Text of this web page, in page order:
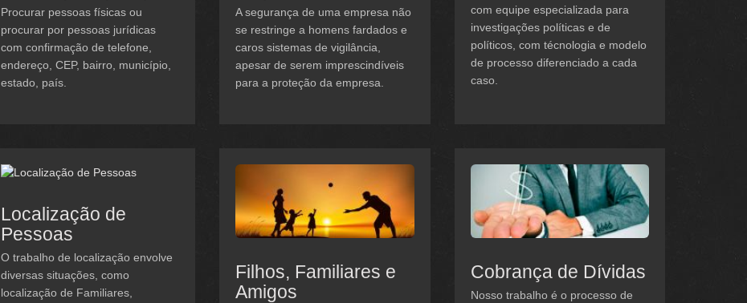
Procurar pessoas físicas ou
procurar por pessoas jurídicas
com confirmação de telefone,
endereço, CEP, bairro, município,
estado, país.
A segurança de uma empresa não
se restringe a homens fardados e
caros sistemas de vigilância,
apesar de serem imprescindíveis
para a proteção da empresa.
com equipe especializada para
investigações políticas e de
políticos, com técnologia e modelo
de processo diferenciado a cada
caso.
Localização de
Pessoas
O trabalho de localização envolve
diversas situações, como
localização de Familiares,
Filhos, Familiares e
Amigos
Cobrança de Dívidas
Nosso trabalho é o processo de